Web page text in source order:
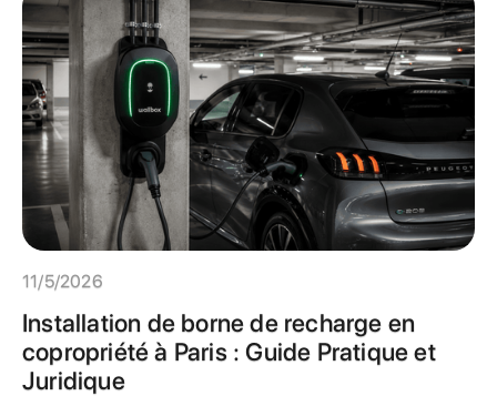
signature chez le notaire.
11/5/2026
Installation de borne de recharge en
copropriété à Paris : Guide Pratique et
Juridique